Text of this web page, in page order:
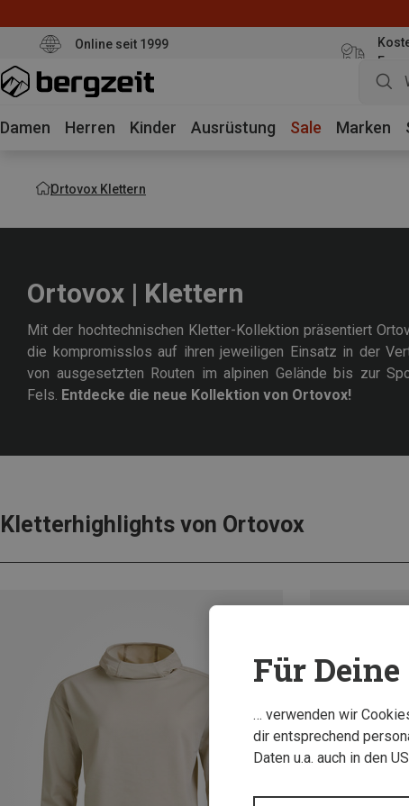
Online seit 1999
Euro
Damen Herren Kinder Ausrüstung Sale Marken
Ortovox Klettern
Ortovox | Klettern
Mit der hochtechnischen Kletter-Kollektion präsentiert
die kompromisslos auf ihren jeweiligen Einsatz in der
von ausgesetzten Routen im alpinen Gelände bis zur
Fels. Entdecke die neue Kollektion von Ortovox!
Kletterhighlights von Ortovox
Für
… verwenden wir
dir entsprechend
Daten u.a. auch in den